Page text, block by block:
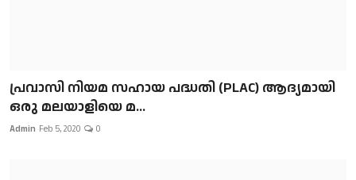
പ്രവാസി നിയമ സഹായ പദ്ധതി (PLAC) ആദ്യമായി
ഒരു മലയാളിയെ മ...
Admin Feb 5, 2020 0